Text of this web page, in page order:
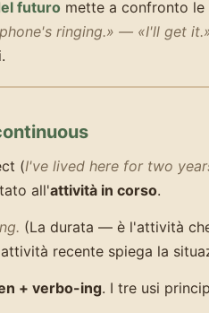
futuro mette a confronto
ringing.» — «I'll get
(I've lived here for two
all'attività in corso.
(La durata — è l'attività
recente spiega la
+ verbo-ing. I tre usi